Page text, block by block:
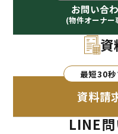
お問い合
(物件オーナー
資
最短30秒
資料請
LINE